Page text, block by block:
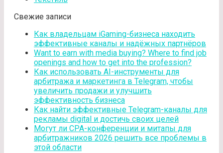
Свежие записи
Как владельцам iGaming-бизнеса находить
эффективные каналы и надёжных партнёров
Want to earn with media buying? Where to find job
openings and how to get into the profession?
Как использовать AI-инструменты для
арбитража и маркетинга в Telegram, чтобы
увеличить продажи и улучшить
эффективность бизнеса
Как найти эффективные Telegram-каналы для
рекламы digital и достичь своих целей
Могут ли CPA-конференции и митапы для
арбитражников 2026 решить все проблемы в
этой области